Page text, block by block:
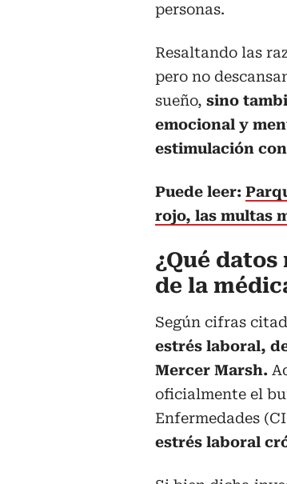
personas.
Resaltando las
pero no
sueño, sino
emocional y
estimulación
Puede leer:
rojo, las multas
¿Qué datos
de la
Según cifras
estrés laboral,
Mercer Marsh.
oficialmente el
Enfermedades
estrés laboral